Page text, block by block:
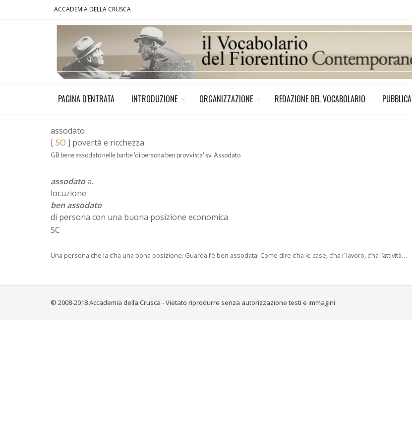
ACCADEMIA DELLA CRUSCA
PAGINA D'ENTRATA INTRODUZIONE ORGANIZZAZIONE REDAZIONE DEL VOCABOLARIO
assodato
[SO ] povertà e ricchezza
GB bene assodato nelle barbe 'di persona ben provvista' sv. Assodato
assodatoa.
locuzione
ben assodato
di persona con una buona posizione economica
SC
Una persona che la c’ha una bona posizione: Guarda l’è ben assodata! Come dire c’ha le case, c’ha i’ lavoro, c’ha l’attività…
© 2008-2018 Accademia della Crusca - Vietato riprodurre senza autorizzazione testi e immagini